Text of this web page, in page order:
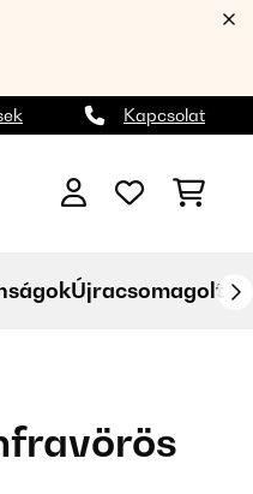
Kapcsolat
Újracsomagolt